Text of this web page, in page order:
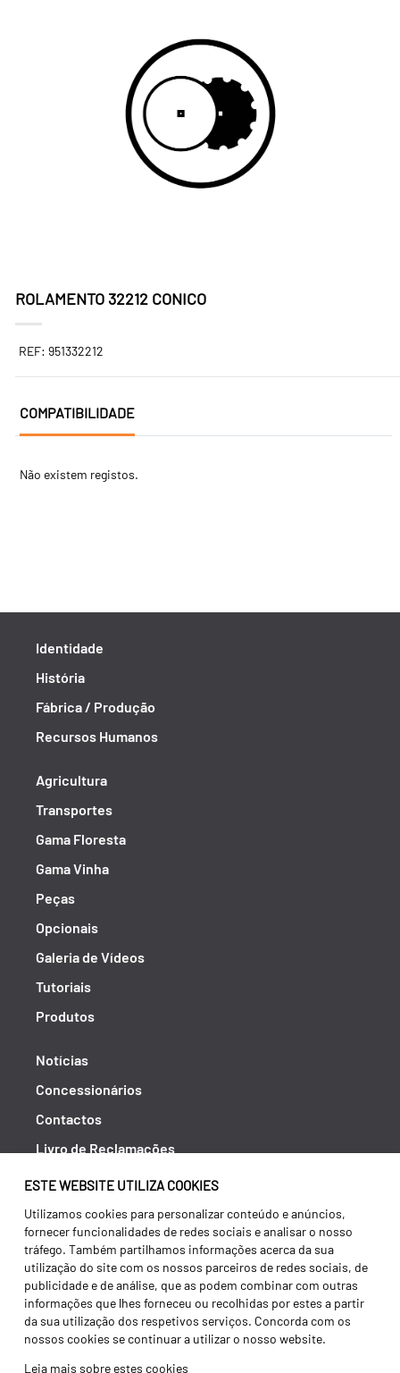
ESTE WEBSITE UTILIZA COOKIES
Utilizamos cookies para personalizar conteúdo e anúncios,
fornecer funcionalidades de redes sociais e analisar o nosso
tráfego. Também partilhamos informações acerca da sua
utilização do site com os nossos parceiros de redes sociais, de
publicidade e de análise, que as podem combinar com outras
informações que lhes forneceu ou recolhidas por estes a partir
da sua utilização dos respetivos serviços. Concorda com os
nossos cookies se continuar a utilizar o nosso website.
Leia mais sobre estes cookies
ROLAMENTO 32212 CONICO
REF: 951332212
COMPATIBILIDADE
Não existem registos.
Identidade
História
Fábrica / Produção
Recursos Humanos
Agricultura
Transportes
Gama Floresta
Gama Vinha
Peças
Opcionais
Galeria de Vídeos
Tutoriais
Produtos
Notícias
Concessionários
Contactos
Livro de Reclamações
Política de Privacidade
Canal de Denúncias (RGPC)
Termos e condições